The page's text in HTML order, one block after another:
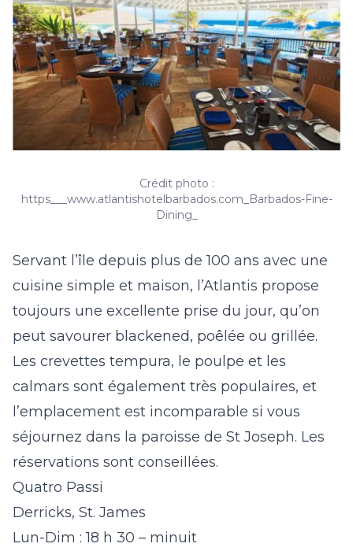
Crédit photo :
https___www.atlantishotelbarbados.com_Barbados-Fine-
Dining_
Servant l’île depuis plus de 100 ans avec une
cuisine simple et maison, l’Atlantis propose
toujours une excellente prise du jour, qu’on
peut savourer blackened, poêlée ou grillée.
Les crevettes tempura, le poulpe et les
calmars sont également très populaires, et
l’emplacement est incomparable si vous
séjournez dans la paroisse de St Joseph. Les
réservations sont conseillées.
Quatro Passi
Derricks, St. James
Lun-Dim : 18 h 30 – minuit